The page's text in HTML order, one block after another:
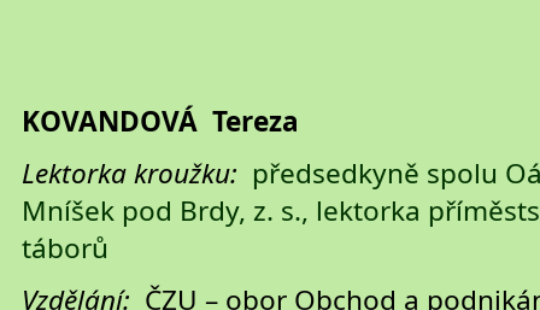
KOVANDOVÁ Tereza
Lektorka kroužku: předsedkyně spolu
Mníšek pod Brdy, z. s., lektorka
táborů
Vzdělání: ČZU – obor Obchod a